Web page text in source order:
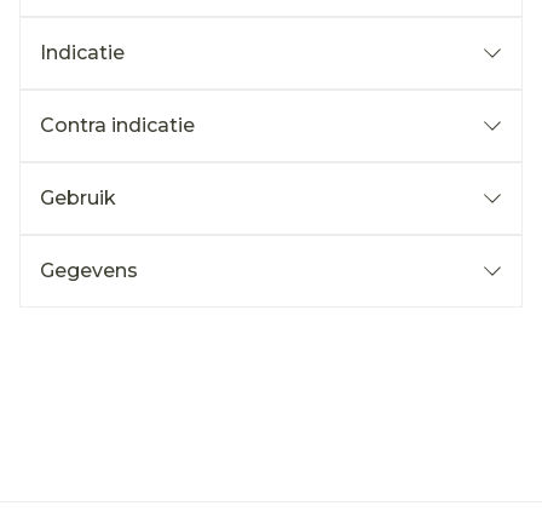
Indicatie
Contra indicatie
Gebruik
Gegevens